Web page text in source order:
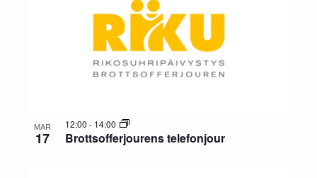
MAR
17 Brottsofferjourens telefonjour
12:00 - 14:00